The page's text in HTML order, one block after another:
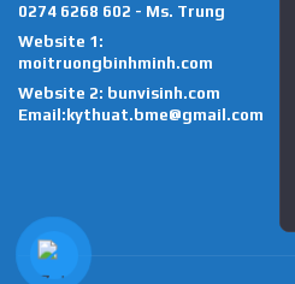
0274 6268 602 - Ms. Trung
Website 1:
moitruongbinhminh.com
Website 2: bunvisinh.com
Email:kythuat.bme@gmail.com